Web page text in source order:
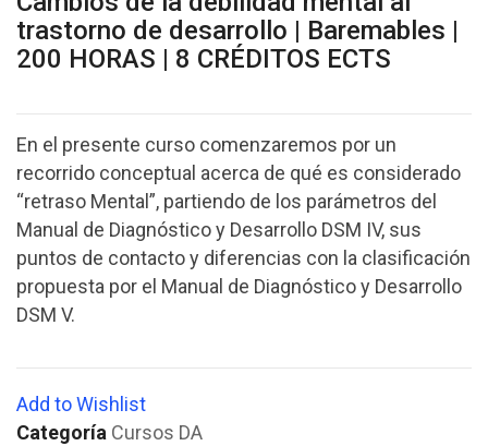
trastorno de desarrollo | Baremables |
200 HORAS | 8 CRÉDITOS ECTS
En el presente curso comenzaremos por un
recorrido conceptual acerca de qué es considerado
“retraso Mental”, partiendo de los parámetros del
Manual de Diagnóstico y Desarrollo DSM IV, sus
puntos de contacto y diferencias con la clasificación
propuesta por el Manual de Diagnóstico y Desarrollo
DSM V.
Add to Wishlist
Categoría Cursos DA